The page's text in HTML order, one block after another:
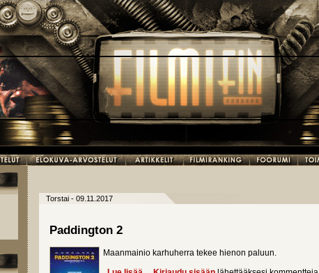
Torstai - 09.11.2017
Paddington 2
Maanmainio karhuherra tekee hienon paluun.